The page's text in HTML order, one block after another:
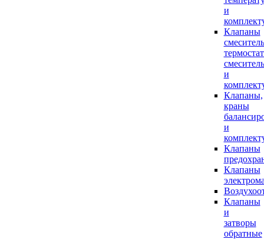
и
Клапаны
и
Клапаны,
краны
и
Клапаны
Клапаны
Клапаны
и
затворы
обратные